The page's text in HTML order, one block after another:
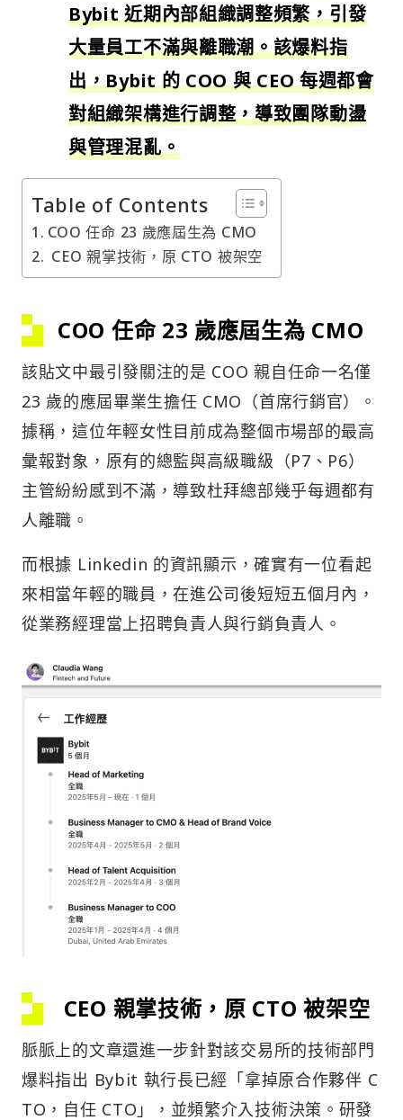
Bybit 近期內部組織調整頻繁，引發
大量員工不滿與離職潮。該爆料指
出，Bybit 的 COO 與 CEO 每週都會
對組織架構進行調整，導致團隊動盪
與管理混亂。
Table of Contents
COO 任命 23 歲應屆生為 CMO
CEO 親掌技術，原 CTO 被架空
COO 任命 23 歲應屆生為 CMO
該貼文中最引發關注的是 COO 親自任命一名僅
23 歲的應屆畢業生擔任 CMO（首席行銷官）。
據稱，這位年輕女性目前成為整個市場部的最高
彙報對象，原有的總監與高級職級（P7、P6）
主管紛紛感到不滿，導致杜拜總部幾乎每週都有
人離職。
而根據 Linkedin 的資訊顯示，確實有一位看起
來相當年輕的職員，在進公司後短短五個月內，
從業務經理當上招聘負責人與行銷負責人。
CEO 親掌技術，原 CTO 被架空
脈脈上的文章還進一步針對該交易所的技術部門
爆料指出 Bybit 執行長已經「拿掉原合作夥伴 C
TO，自任 CTO」，並頻繁介入技術決策。研發